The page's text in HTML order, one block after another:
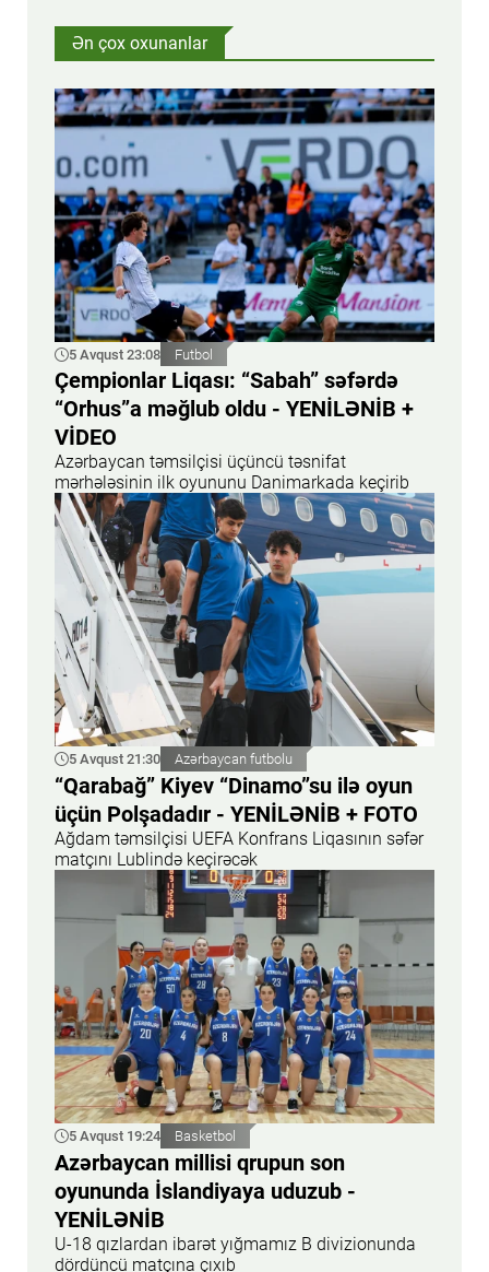
Ən çox oxunanlar
5 Avqust 23:08 Futbol
Çempionlar Liqası: “Sabah” səfərdə
“Orhus”a məğlub oldu - YENİLƏNİB +
VİDEO
Azərbaycan təmsilçisi üçüncü təsnifat
mərhələsinin ilk oyununu Danimarkada keçirib
5 Avqust 21:30 Azərbaycan futbolu
“Qarabağ” Kiyev “Dinamo”su ilə oyun
üçün Polşadadır - YENİLƏNİB + FOTO
Ağdam təmsilçisi UEFA Konfrans Liqasının səfər
matçını Lublində keçirəcək
5 Avqust 19:24 Basketbol
Azərbaycan millisi qrupun son
oyununda İslandiyaya uduzub -
YENİLƏNİB
U-18 qızlardan ibarət yığmamız B divizionunda
dördüncü matçına çıxıb